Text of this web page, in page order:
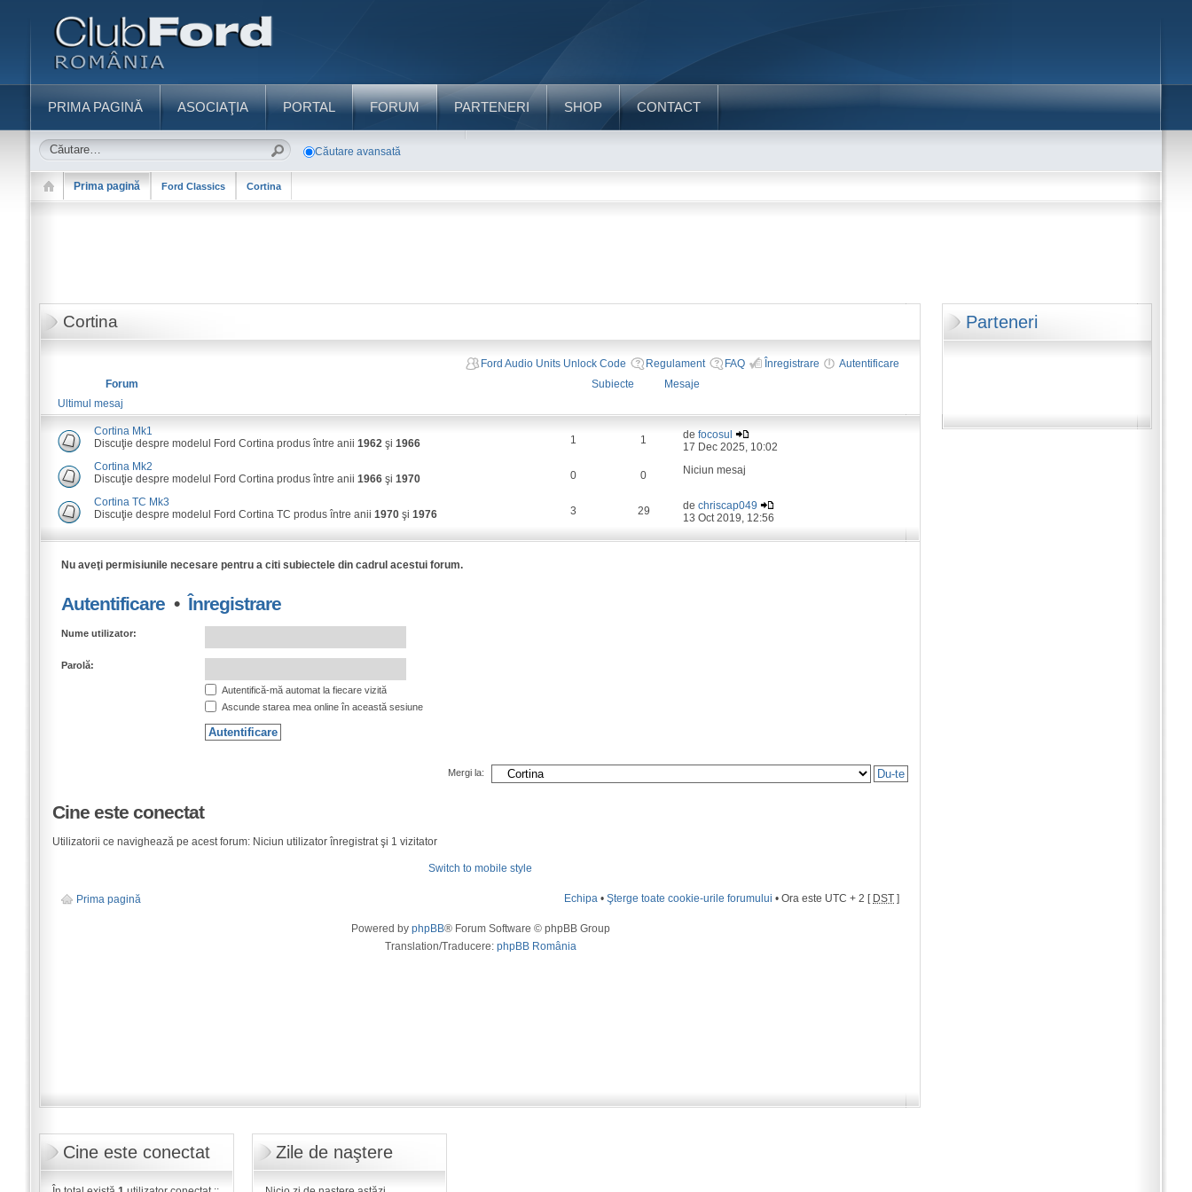
PRIMA PAGINĂ ASOCIAŢIA PORTAL FORUM PARTENERI SHOP CONTACT
Căutare avansată
Prima pagină Ford Classics Cortina
Parteneri
Cortina
Ford Audio Units Unlock Code Regulament FAQ Înregistrare
Autentificare
Forum
Subiecte
Mesaje
Ultimul mesaj
Cortina Mk1
Discuţie despre modelul Ford Cortina produs între anii 1962şi 1966 1 1 defocosul
17 Dec 2025, 10:02
Cortina Mk2
Discuţie despre modelul Ford Cortina produs între anii 1966şi 1970 0 0 Niciun mesaj
Cortina TC Mk3
Discuţie despre modelul Ford Cortina TC produs între anii 1970şi 1976 3 29 dechriscap049
13 Oct 2019, 12:56
Nu aveţi permisiunile necesare pentru a citi subiectele din cadrul acestui forum.
Autentificare•Înregistrare
Nume utilizator:
Parolă:
Autentifică-mă automat la fiecare vizită
Ascunde starea mea online în această sesiune
Mergi la:
Cine este conectat
Utilizatorii ce navighează pe acest forum: Niciun utilizator înregistrat şi 1 vizitator
Switch to mobile style
Prima pagină Echipa •Şterge toate cookie-urile forumului • Ora este UTC + 2 [ DST ]
Powered by phpBB® Forum Software © phpBB Group
Translation/Traducere: phpBB România
Cine este conectat Zile de naştere